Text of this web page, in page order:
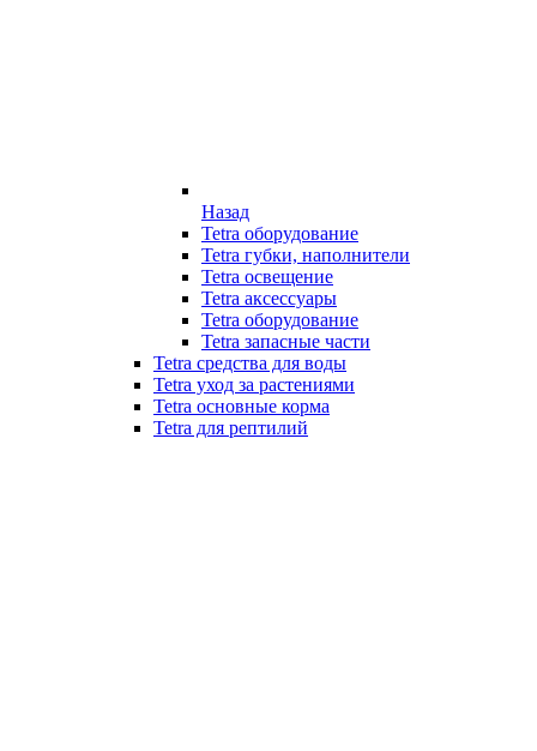
Назад
Tetra оборудование
Tetra губки, наполнители
Tetra освещение
Tetra аксессуары
Tetra оборудование
Tetra запасные части
Tetra средства для воды
Tetra уход за растениями
Tetra основные корма
Tetra для рептилий